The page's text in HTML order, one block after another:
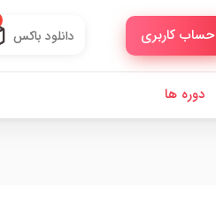
حساب کاربری دانلود باکس
دوره ها